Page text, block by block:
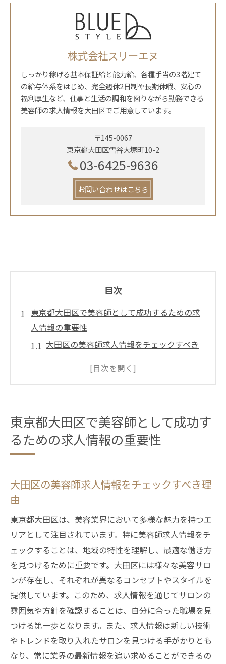
株式会社スリーエヌ
しっかり稼げる基本保証給と能力給、各種手当の3階建て
の給与体系をはじめ、完全週休2日制や長期休暇、安心の
福利厚生など、仕事と生活の調和を図りながら勤務できる
美容師の求人情報を大田区でご用意しています。
〒145-0067
東京都大田区雪谷大塚町10-2
03-6425-9636
お問い合わせはこちら
目次
東京都大田区で美容師として成功するための求
人情報の重要性
大田区の美容師求人情報をチェックすべき
求人情報がキャリアに与える影響とは
大田区での美容師求人情報から得られるメ
リット
大田区美容師が知るべき求人市場の最新動向と
最新の求人市場動向と美容師の関係
大田区の美容師求人市場の変化とその影響
求人市場のトレンドが美容師に与えるチャ
ンス
大田区で注目すべき求人市場の動き
美容師が知っておくべき求人市場の最新情
報
大田区の求人市場動向をキャリアに活かす
方法
東京都大田区で美容師として成功す
るための求人情報の重要性
大田区の美容師求人情報をチェックすべき理
由
東京都大田区は、美容業界において多様な魅力を持つエ
リアとして注目されています。特に美容師求人情報をチ
ェックすることは、地域の特性を理解し、最適な働き方
を見つけるために重要です。大田区には様々な美容サロ
ンが存在し、それぞれが異なるコンセプトやスタイルを
提供しています。このため、求人情報を通じてサロンの
雰囲気や方針を確認することは、自分に合った職場を見
つける第一歩となります。また、求人情報は新しい技術
やトレンドを取り入れたサロンを見つける手がかりとも
なり、常に業界の最新情報を追い求めることができるの